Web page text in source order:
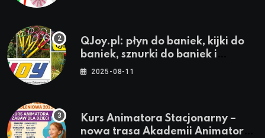
QJoy.pl: płyn do baniek, kijki do
baniek, sznurki do baniek i
zestawy do baniek
2025-08-11
Kurs Animatora Stacjonarny –
nowa trasa Akademii Animatora